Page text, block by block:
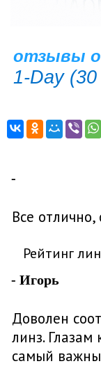
отзывы
1-Day (30
-
Все отлично,
Рейтинг
- Игорь
Доволен
линз. Глазам
самый